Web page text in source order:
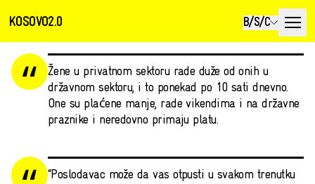
KOSOVO2.0 B/S/C
Žene u privatnom sektoru rade duže od onih u
državnom sektoru, i to ponekad po 10 sati dnevno.
One su plaćene manje, rade vikendima i na državne
praznike i neredovno primaju platu.
“Poslodavac može da vas otpusti u svakom trenutku